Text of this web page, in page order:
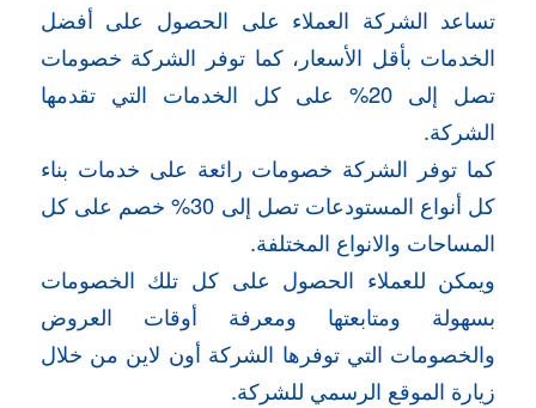
تساعد الشركة العملاء على الحصول على أفضل
الخدمات بأقل الأسعار، كما توفر الشركة خصومات
تصل إلى 20% على كل الخدمات التي تقدمها
الشركة.
كما توفر الشركة خصومات رائعة على خدمات بناء
كل أنواع المستودعات تصل إلى 30% خصم على كل
المساحات والانواع المختلفة.
ويمكن للعملاء الحصول على كل تلك الخصومات
بسهولة ومتابعتها ومعرفة أوقات العروض
والخصومات التي توفرها الشركة أون لاين من خلال
زيارة الموقع الرسمي للشركة.